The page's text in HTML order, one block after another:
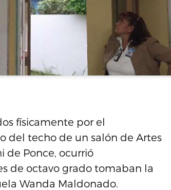
físicamente por el
del techo de un salón de Artes
de Ponce, ocurrió
de octavo grado tomaban la
Wanda Maldonado.